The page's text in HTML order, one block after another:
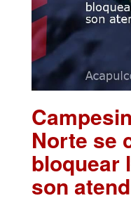
Norte se
bloquear
son